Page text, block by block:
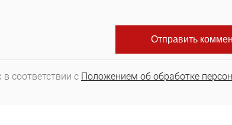
соответствии с Положением об обработке